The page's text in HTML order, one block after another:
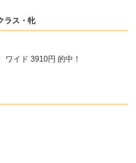
ラス・牝
ワイド 3910円 的中！